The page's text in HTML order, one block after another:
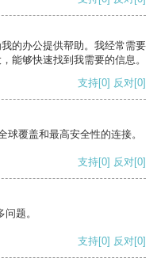
的办公提供帮助。我经常需要
能够快速找到我需要的信息。
支持[0] 反对[0]
覆盖和最高安全性的连接。
支持[0] 反对[0]
题。
支持[0] 反对[0]